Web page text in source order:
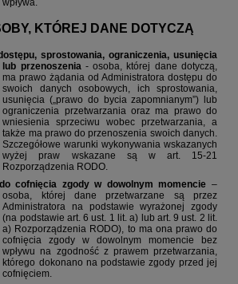
wpływa.
KTÓREJ DANE DOTYCZĄ
sprostowania, ograniczenia, usunięcia
lub przenoszenia - osoba, której dane dotyczą,
ma prawo żądania od Administratora dostępu do
swoich danych osobowych, ich sprostowania,
usunięcia („prawo do bycia zapomnianym”) lub
ograniczenia przetwarzania oraz ma prawo do
wniesienia sprzeciwu wobec przetwarzania, a
także ma prawo do przenoszenia swoich danych.
Szczegółowe warunki wykonywania wskazanych
wyżej praw wskazane są w art. 15-21
Rozporządzenia RODO.
cofnięcia zgody w dowolnym momencie –
osoba, której dane przetwarzane są przez
Administratora na podstawie wyrażonej zgody
(na podstawie art. 6 ust. 1 lit. a) lub art. 9 ust. 2 lit.
a) Rozporządzenia RODO), to ma ona prawo do
cofnięcia zgody w dowolnym momencie bez
wpływu na zgodność z prawem przetwarzania,
którego dokonano na podstawie zgody przed jej
cofnięciem.